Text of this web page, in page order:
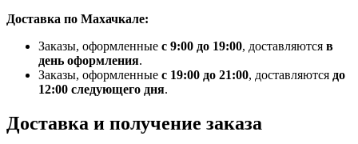
Доставка по Махачкале:
Заказы, оформленные с 9:00 до 19:00, доставляются в
день оформления.
Заказы, оформленные с 19:00 до 21:00, доставляются до
12:00 следующего дня.
Доставка и получение заказа